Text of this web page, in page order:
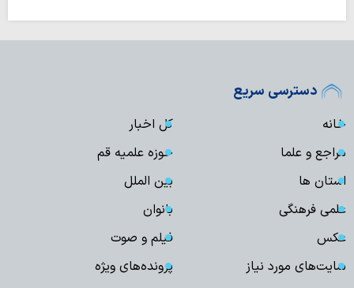
دسترسی سریع
خانه
کل اخبار
مراجع و علما
حوزه علمیه قم
استان ها
بین الملل
علمی فرهنگی
بانوان
عکس
فیلم و صوت
سایت‌های مورد نیاز
پرونده‌های ویژه